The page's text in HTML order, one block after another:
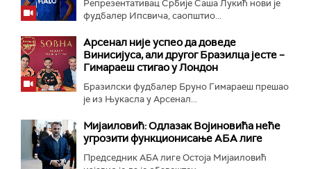
Репрезентативац Србије Саша Лукић нови је
фудбалер Ипсвича, саопштио...
Арсенал није успео да доведе
Винисијуса, али другог Бразилца јесте –
Гимараеш стигао у Лондон
Бразилски фудбалер Бруно Гимараеш прешао
је из Њукасла у Арсенал...
Мијаиловић: Одлазак Војиновића неће
угрозити функционисање АБА лиге
Председник АБА лиге Остоја Мијаиловић